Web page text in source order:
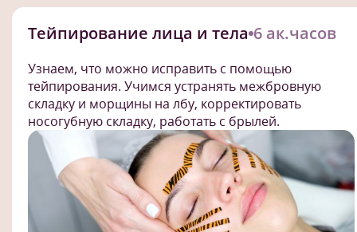
Тейпирование лица и тела 6 ак.часов
Узнаем, что можно исправить с помощью
тейпирования. Учимся устранять межбровную
складку и морщины на лбу, корректировать
носогубную складку, работать с брылей.